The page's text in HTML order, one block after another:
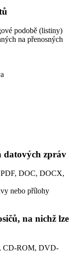
podobě (listiny)
na přenosných
datových zpráv
PDF, DOC, DOCX,
nebo přílohy
na nichž lze
CD-ROM, DVD-